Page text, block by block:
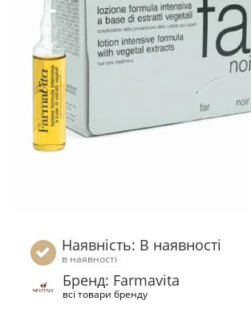
Наявність: В наявності
в наявності
Бренд: Farmavita
всі товари бренду